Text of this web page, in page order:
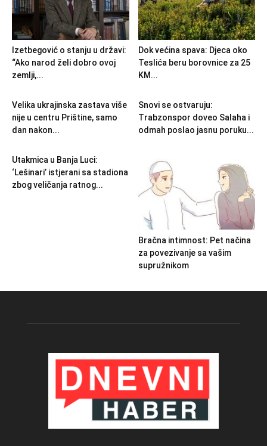
Izetbegović o stanju u državi:
“Ako narod želi dobro ovoj
zemlji,...
Dok većina spava: Djeca oko
Teslića beru borovnice za 25
KM...
Velika ukrajinska zastava više
nije u centru Prištine, samo
dan nakon...
Snovi se ostvaruju:
Trabzonspor doveo Salaha i
odmah poslao jasnu poruku...
Utakmica u Banja Luci:
‘Lešinari’ istjerani sa stadiona
zbog veličanja ratnog...
Bračna intimnost: Pet načina
za povezivanje sa vašim
supružnikom